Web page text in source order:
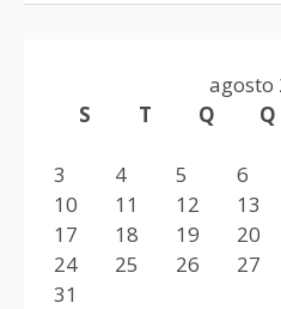
agosto
S
T Q Q
3
4 5 6
10
11 12 13
17
18 19 20
24
25 26 27
31